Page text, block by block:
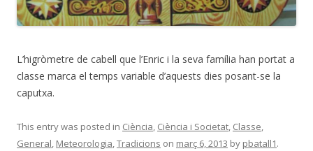
L’higròmetre de cabell que l’Enric i la seva família han portat a
classe marca el temps variable d’aquests dies posant-se la
caputxa.
This entry was posted in Ciència, Ciència i Societat, Classe,
General, Meteorologia,Tradicions on març 6, 2013 by pbatall1.